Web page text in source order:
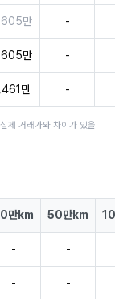
만 -
만 -
만 -
거래가와 차이가 있을
만km 50만km
- -
- -